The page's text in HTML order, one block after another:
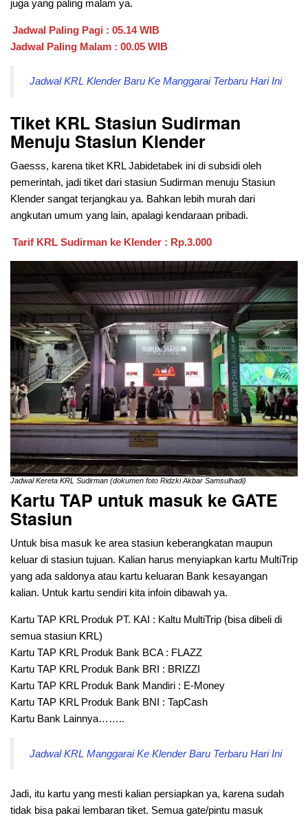
juga yang paling malam ya.
Jadwal Paling Pagi : 05.14 WIB
Jadwal Paling Malam : 00.05 WIB
Jadwal KRL Klender Baru Ke Manggarai Terbaru Hari Ini
Tiket KRL Stasiun Sudirman
Menuju Stasiun Klender
Gaesss, karena tiket KRL Jabidetabek ini di subsidi oleh
pemerintah, jadi tiket dari stasiun Sudirman menuju Stasiun
Klender sangat terjangkau ya. Bahkan lebih murah dari
angkutan umum yang lain, apalagi kendaraan pribadi.
Tarif KRL Sudirman ke Klender : Rp.3.000
Jadwal Kereta KRL Sudirman (dokumen foto Ridzki Akbar Samsulhadi)
Kartu TAP untuk masuk ke GATE
Stasiun
Untuk bisa masuk ke area stasiun keberangkatan maupun
keluar di stasiun tujuan. Kalian harus menyiapkan kartu MultiTrip
yang ada saldonya atau kartu keluaran Bank kesayangan
kalian. Untuk kartu sendiri kita infoin dibawah ya.
Kartu TAP KRL Produk PT. KAI : Kaltu MultiTrip (bisa dibeli di
semua stasiun KRL)
Kartu TAP KRL Produk Bank BCA : FLAZZ
Kartu TAP KRL Produk Bank BRI : BRIZZI
Kartu TAP KRL Produk Bank Mandiri : E-Money
Kartu TAP KRL Produk Bank BNI : TapCash
Kartu Bank Lainnya……..
Jadwal KRL Manggarai Ke Klender Baru Terbaru Hari Ini
Jadi, itu kartu yang mesti kalian persiapkan ya, karena sudah
tidak bisa pakai lembaran tiket. Semua gate/pintu masuk